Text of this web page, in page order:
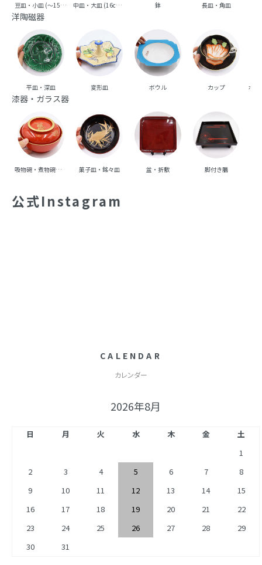
豆皿・小皿 (～15cm台) 中皿・大皿 (16cm台～) 鉢 長皿・角皿
洋陶磁器
平皿・深皿 変形皿 ボウル カップ ポッ
漆器・ガラス器
吸物碗・煮物碗・丼碗 菓子皿・銘々皿 盆・折敷 脚付き膳
公式Instagram
CALENDAR
カレンダー
2026年8月
日 月 火 水 木 金
土
1
2
3 4 5 6 7
8
9
10 11 12 13 14
15
16
17 18 19 20 21
22
23
24 25 26 27 28
29
30
31